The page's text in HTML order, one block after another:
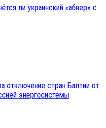
ли украинский «абвер» с
отключение стран Балтии от
энергосистемы